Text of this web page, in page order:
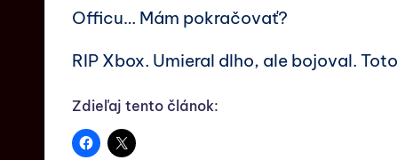
Officu… Mám pokračovať?
RIP Xbox. Umieral dlho, ale bojoval.
Zdieľaj tento článok: